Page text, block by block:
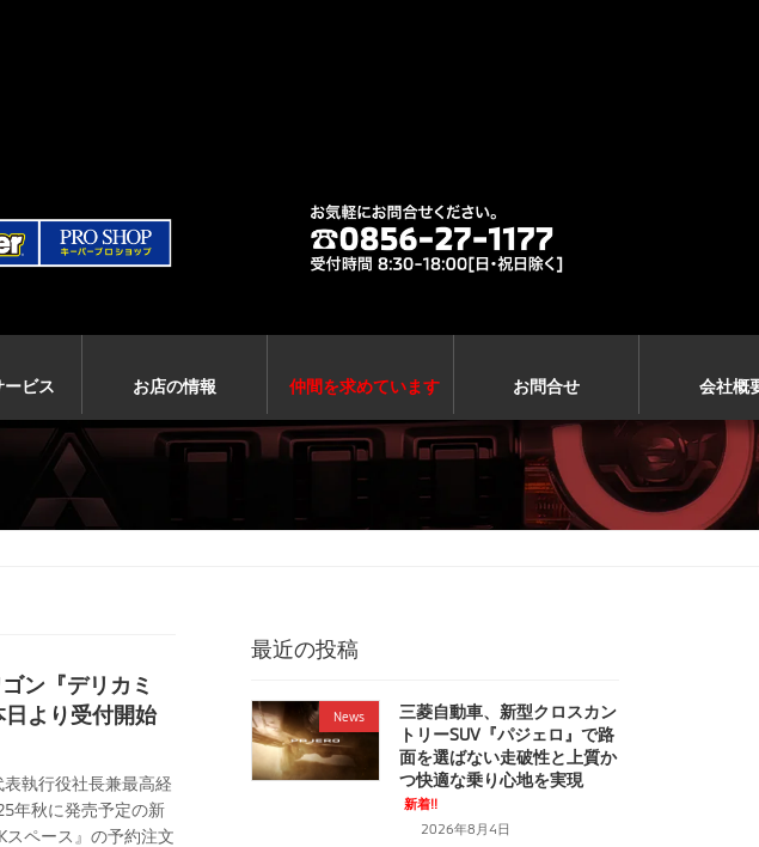
ービス お店の情報 仲間を求めています お問合せ 会社概
ン『デリカミ
より受付開始
執行役社長兼最高経
年秋に発売予定の新
ペース』の予約注文
最近の投稿
News
三菱自動車、新型クロスカン
トリーSUV『パジェロ』で路
面を選ばない走破性と上質か
つ快適な乗り心地を実現
新着!!
2026年8月4日